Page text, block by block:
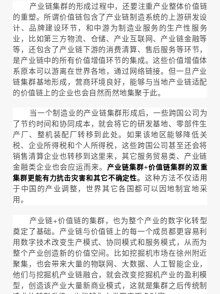
产业链集群的形成过程中，还要注重产业整体价值链
的重塑。所谓价值链包含了产业链制造系统的上游研发设
计、品牌建设环节，和中游为制造业服务的生产性服务
业，比如第三方物流、仓储、产业互联网、产业链金融等
等，还包含了产业链下游的消费清算、售后服务等环节，
是产业链中的所有价值增值环节的集成。这些价值增值体
系原本可以游离在世界各地，通过网络链接。但一旦产业
链集群基地形成，营商环境良好，能够与当地产业链适配
的价值链上的企业也会自然而然地集聚于此。
当一个制造业的产业链集群形成后，一些跨国公司为
了节约时间和协同成本，就会将它的研发基地、零部件生
产厂、整机装配厂转移到此处。如果该地区能够降低关
税、企业所得税和个人所得税，这些跨国公司甚至还会将
销售清算企业也转移到这里来，其它服务贸易类、产业链
金融类企业也会应运而来。 产业链集群+价值链集群的双重
集群更能有力抗击灾害和其它不确定性。这种方法不仅适用
于中国的产业调整，世界其它各国都可以因地制宜地采
用。
产业链+价值链的集群，也为整个产业的数字化转型
奠定了基础。产业链与价值链上的每一个成员都更容易利
用数字技术改变生产模式、协同模式和服务模式，从而为
整个产业创造新的价值空间。比如挖掘机市场在徐州附近
聚集，也会带来大量的物联网、大数据、人工智能企业，
他们与挖掘机产业链融合，就会改变挖掘机产业的盈利模
型，创造该产业大量新商业模式，这就是集群之后传统制